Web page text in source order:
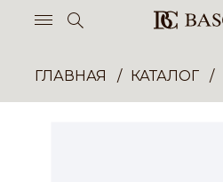
ГЛАВНАЯ КАТАЛОГ